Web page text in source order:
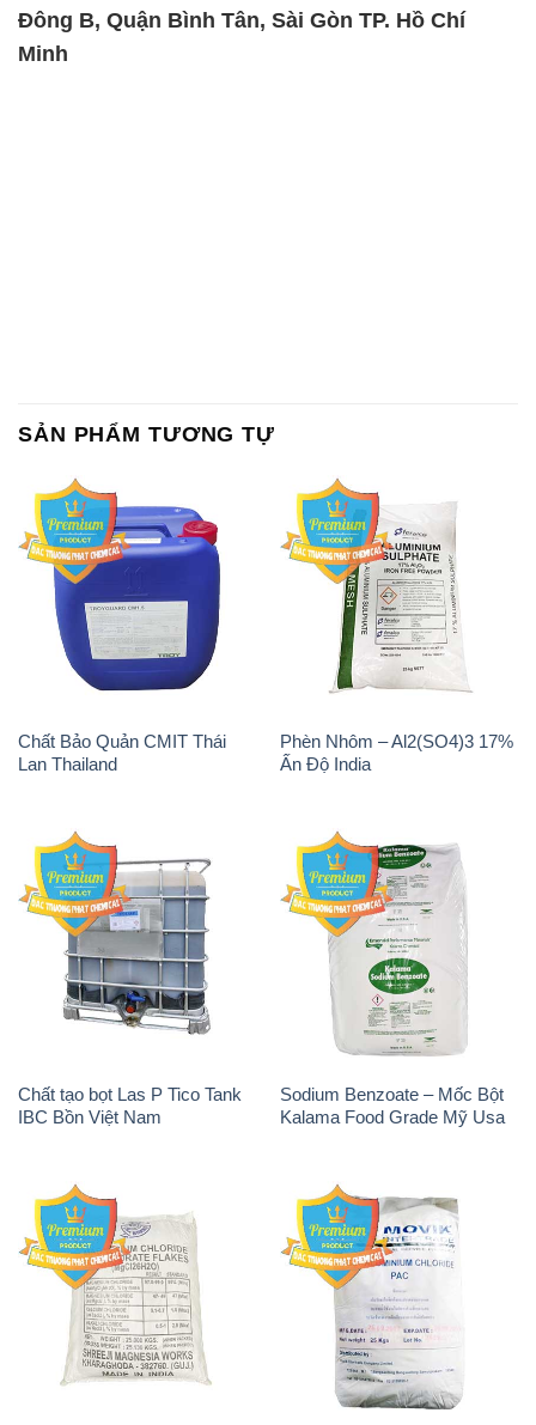
Đông B, Quận Bình Tân, Sài Gòn TP. Hồ Chí
Minh
SẢN PHẨM TƯƠNG TỰ
Chất Bảo Quản CMIT Thái
Lan Thailand
Phèn Nhôm – Al2(SO4)3 17%
Ấn Độ India
Chất tạo bọt Las P Tico Tank
IBC Bồn Việt Nam
Sodium Benzoate – Mốc Bột
Kalama Food Grade Mỹ Usa